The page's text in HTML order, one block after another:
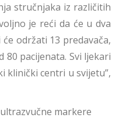
stručnjaka iz različitih
je reći da će u dva
održati 13 predavača,
pacijenata. Svi ljekari
klinički centri u svijetu”,
markere